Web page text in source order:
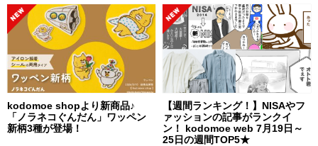
kodomoe shopより新商品♪
「ノラネコぐんだん」ワッペン
新柄3種が登場！
【週間ランキング！】NISAやフ
ァッションの記事がランクイ
ン！ kodomoe web 7月19日～
25日の週間TOP5★